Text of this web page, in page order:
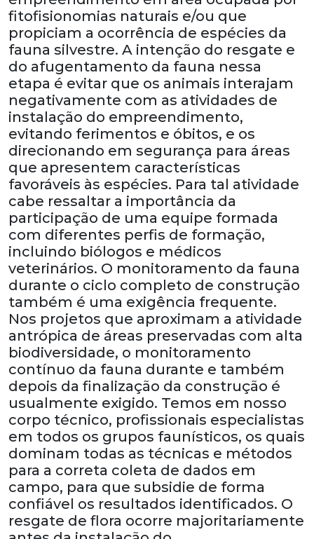
fitofisionomias naturais e/ou que
propiciam a ocorrência de espécies da
fauna silvestre. A intenção do resgate e
do afugentamento da fauna nessa
etapa é evitar que os animais interajam
negativamente com as atividades de
instalação do empreendimento,
evitando ferimentos e óbitos, e os
direcionando em segurança para áreas
que apresentem características
favoráveis às espécies. Para tal atividade
cabe ressaltar a importância da
participação de uma equipe formada
com diferentes perfis de formação,
incluindo biólogos e médicos
veterinários. O monitoramento da fauna
durante o ciclo completo de construção
também é uma exigência frequente.
Nos projetos que aproximam a atividade
antrópica de áreas preservadas com alta
biodiversidade, o monitoramento
contínuo da fauna durante e também
depois da finalização da construção é
usualmente exigido. Temos em nosso
corpo técnico, profissionais especialistas
em todos os grupos faunísticos, os quais
dominam todas as técnicas e métodos
para a correta coleta de dados em
campo, para que subsidie de forma
confiável os resultados identificados. O
resgate de flora ocorre majoritariamente